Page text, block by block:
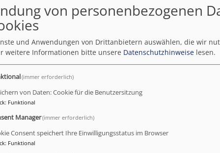
(EKD) und allen evangelischen Landeskirchen
Evangelischen Kirche fürchterliche
und es im Raum der Evangelischen Kirche
und als Teil der evangelischen Kirche und
Versagen der evangelischen Kirche und
nicht gehört, Taten nicht aufgearbeitet, Täter
Realität unserer Kirche und unserer Diakonie. Diese
von personenbezogenen
und Anwendungen von Drittanbietern auswählen, die wir
weitere Informationen bitte unsere Datenschutzhinweise lesen.
(immer erforderlich)
von Daten: Cookie für die Benutzersitzung
: Funktional
Manager(immer erforderlich)
Consent speichert Ihre Einwilligungsstatus im Browser
: Funktional